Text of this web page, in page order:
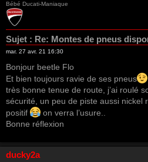
Bébé Ducati-Maniaque
Sujet : Re: Montes de pneus
mar. 27 avr. 21 16:30
Bonjour beetle Flo
Et bien toujours ravie de ses pneus
très bonne tenue de route, j’ai roulé
sécurité, un peu de piste aussi nickel
positif
on verra l’usure..
Bonne réflexion
ducky2a